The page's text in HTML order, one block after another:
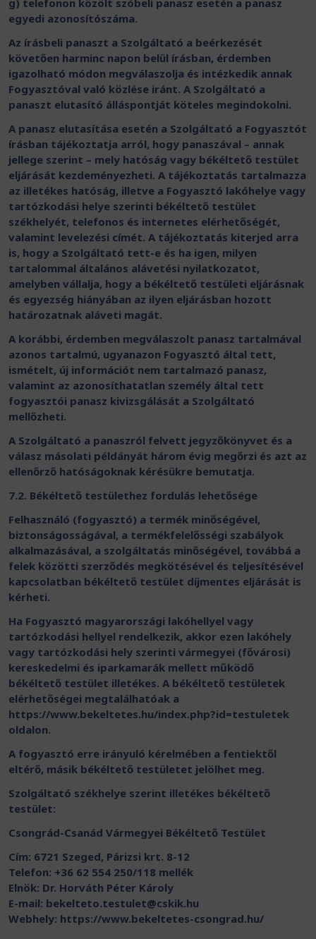
g) telefonon közölt szóbeli panasz esetén a panasz
egyedi azonosítószáma.
Az írásbeli panaszt a Szolgáltató a beérkezését
követően harminc napon belül írásban, érdemben
igazolható módon megválaszolja és intézkedik annak
Fogyasztóval való közlése iránt. A Szolgáltató a
panaszt elutasító álláspontját köteles megindokolni.
A panasz elutasítása esetén a Szolgáltató a Fogyasztót
írásban tájékoztatja arról, hogy panaszával – annak
jellege szerint – mely hatóság vagy békéltető testület
eljárását kezdeményezheti. A tájékoztatás tartalmazza
az illetékes hatóság, illetve a Fogyasztó lakóhelye vagy
tartózkodási helye szerinti békéltető testület
székhelyét, telefonos és internetes elérhetőségét,
valamint levelezési címét. A tájékoztatás kiterjed arra
is, hogy a Szolgáltató tett-e és ha igen, milyen
tartalommal általános alávetési nyilatkozatot,
amelyben vállalja, hogy a békéltető testületi eljárásnak
és egyezség hiányában az ilyen eljárásban hozott
határozatnak aláveti magát.
A korábbi, érdemben megválaszolt panasz tartalmával
azonos tartalmú, ugyanazon Fogyasztó által tett,
ismételt, új információt nem tartalmazó panasz,
valamint az azonosíthatatlan személy által tett
fogyasztói panasz kivizsgálását a Szolgáltató
mellőzheti.
A Szolgáltató a panaszról felvett jegyzőkönyvet és a
válasz másolati példányát három évig megőrzi és azt az
ellenőrző hatóságoknak kérésükre bemutatja.
7.2. Békéltető testülethez fordulás lehetősége
Felhasználó (fogyasztó) a termék minőségével,
biztonságosságával, a termékfelelősségi szabályok
alkalmazásával, a szolgáltatás minőségével, továbbá a
felek közötti szerződés megkötésével és teljesítésével
kapcsolatban békéltető testület díjmentes eljárását is
kérheti.
Ha Fogyasztó magyarországi lakóhellyel vagy
tartózkodási hellyel rendelkezik, akkor ezen lakóhely
vagy tartózkodási hely szerinti vármegyei (fővárosi)
kereskedelmi és iparkamarák mellett működő
békéltető testület illetékes. A békéltető testületek
elérhetőségei megtalálhatóak a
https://www.bekeltetes.hu/index.php?id=testuletek
oldalon.
A fogyasztó erre irányuló kérelmében a fentiektől
eltérő, másik békéltető testületet jelölhet meg.
Szolgáltató székhelye szerint illetékes békéltető
testület:
Csongrád-Csanád Vármegyei Békéltető Testület
Cím: 6721 Szeged, Párizsi krt. 8-12
Telefon: +36 62 554 250/118 mellék
Elnök: Dr. Horváth Péter Károly
E-mail: bekelteto.testulet@cskik.hu
Webhely: https://www.bekeltetes-csongrad.hu/